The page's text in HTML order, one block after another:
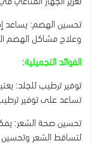
تحسين الهضم: يساعد
وعلاج مشاكل الهضم
الفوائد التجميلية:
توفير ترطيب للجلد:
تساعد على توفير
تحسين صحة الشعر:
لتساقط الشعر